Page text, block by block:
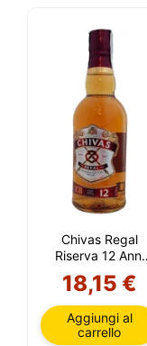
Chivas Regal
Riserva 12 Anni
50 CL
18,15 €
Aggiungi al
carrello